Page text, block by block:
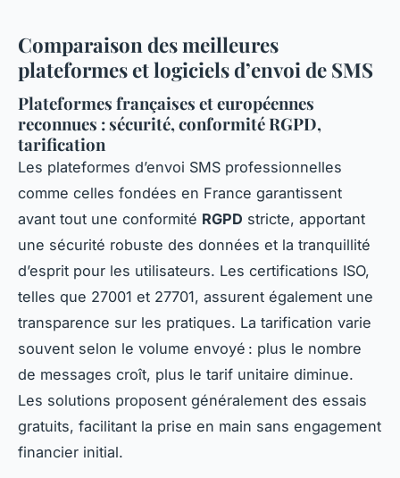
Comparaison des meilleures
plateformes et logiciels d’envoi de SMS
Plateformes françaises et européennes
reconnues : sécurité, conformité RGPD,
tarification
Les plateformes d’envoi SMS professionnelles
comme celles fondées en France garantissent
avant tout une conformité RGPD stricte, apportant
une sécurité robuste des données et la tranquillité
d’esprit pour les utilisateurs. Les certifications ISO,
telles que 27001 et 27701, assurent également une
transparence sur les pratiques. La tarification varie
souvent selon le volume envoyé : plus le nombre
de messages croît, plus le tarif unitaire diminue.
Les solutions proposent généralement des essais
gratuits, facilitant la prise en main sans engagement
financier initial.